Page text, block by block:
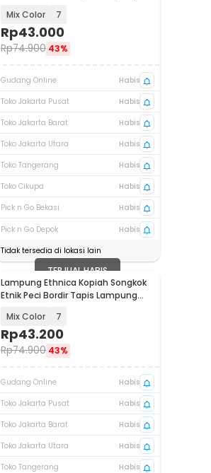
Mix Color 7
Rp43.000
Rp74.900 43%
Gudang Online
Habis
Toko Jakarta Pusat
Habis
Toko Jakarta Barat
Habis
Toko Jakarta Utara
Habis
Toko Tangerang
Habis
Toko Cikupa
Habis
Pick n Go Bekasi
Habis
Pick n Go Depok
Habis
Tidak tersedia di lokasi lain
TERJUAL HABIS
Lampung Ethnica Kopiah Songkok
Etnik Peci Bordir Tapis Lampung
Mix Color 7
Rp43.200
Rp74.900 43%
Gudang Online
Habis
Toko Jakarta Pusat
Habis
Toko Jakarta Barat
Habis
Toko Jakarta Utara
Habis
Toko Tangerang
Habis